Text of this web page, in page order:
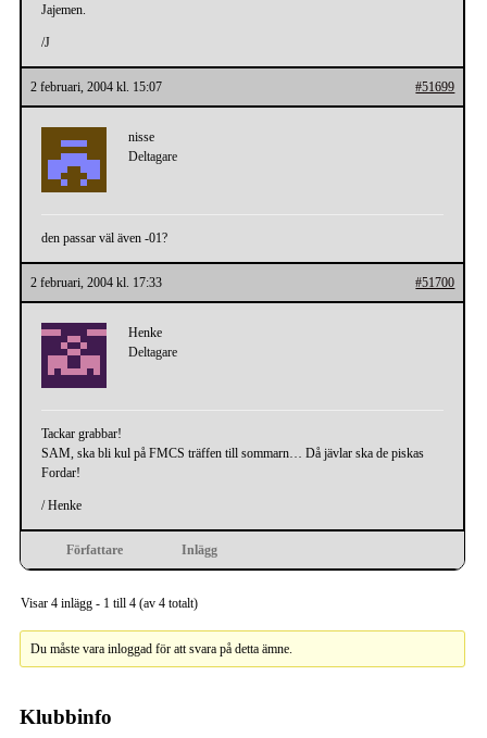
Jajemen.
/J
2 februari, 2004 kl. 15:07 #51699
nisse
Deltagare
den passar väl även -01?
2 februari, 2004 kl. 17:33 #51700
Henke
Deltagare
Tackar grabbar!
SAM, ska bli kul på FMCS träffen till sommarn… Då jävlar ska de piskas
Fordar!
/ Henke
Författare Inlägg
Visar 4 inlägg - 1 till 4 (av 4 totalt)
Du måste vara inloggad för att svara på detta ämne.
Klubbinfo